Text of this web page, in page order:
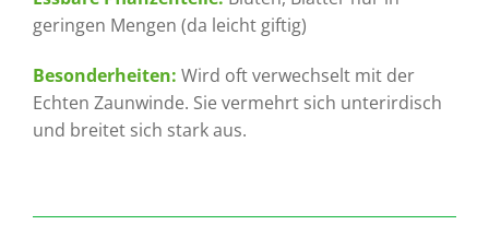
geringen Mengen (da leicht giftig)
Besonderheiten: Wird oft verwechselt mit der
Echten Zaunwinde. Sie vermehrt sich unterirdisch
und breitet sich stark aus.